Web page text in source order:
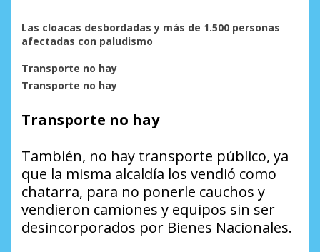
Las cloacas desbordadas y más de 1.500 personas
afectadas con paludismo
Transporte no hay
Transporte no hay
Transporte no hay
También, no hay transporte público, ya
que la misma alcaldía los vendió como
chatarra, para no ponerle cauchos y
vendieron camiones y equipos sin ser
desincorporados por Bienes Nacionales.